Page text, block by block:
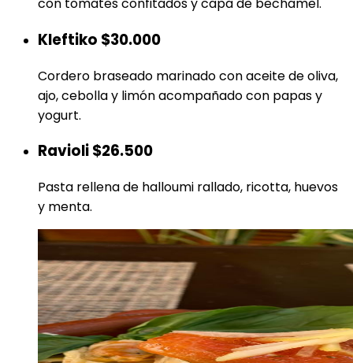
con tomates confitados y capa de bechamel.
Kleftiko $30.000
Cordero braseado marinado con aceite de oliva,
ajo, cebolla y limón acompañado con papas y
yogurt.
Ravioli$26.500
Pasta rellena de halloumi rallado, ricotta, huevos
y menta.